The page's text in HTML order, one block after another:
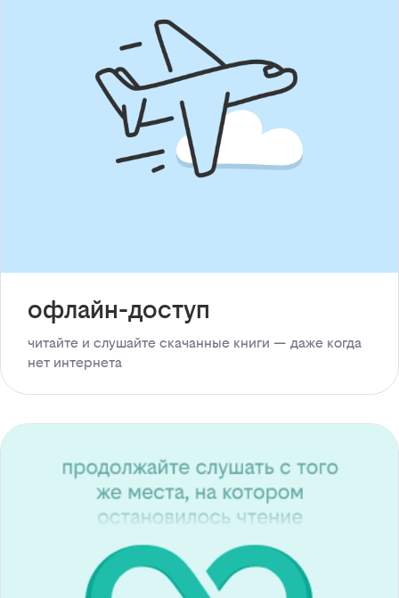
офлайн-доступ
читайте и слушайте скачанные книги — даже когда
нет интернета